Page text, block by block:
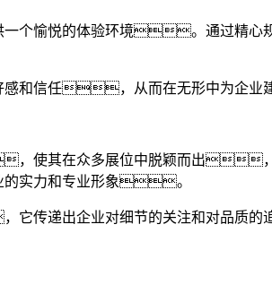
一个愉悦的体验环境。通过精
感和信任，从而在无形中为企
，使其在众多展位中脱颖而出
的实力和专业形象。
传递出企业对细节的关注和对品质